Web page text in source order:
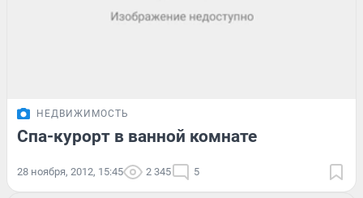
НЕДВИЖИМОСТЬ
Спа-курорт в ванной комнате
28 ноября, 2012, 15:45 2 345 5